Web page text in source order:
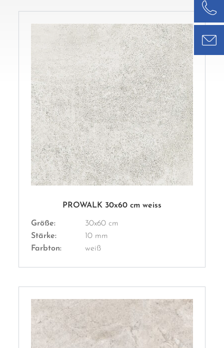
PROWALK 30x60 cm weiss
Größe:
30x60 cm
Stärke:
10 mm
Farbton:
weiß